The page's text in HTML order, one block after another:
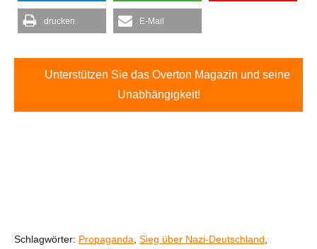
drucken E-Mail
Unterstützen Sie das Overton Magazin und seine
Unabhängigkeit!
Schlagwörter: Propaganda Sieg über Nazi-Deutschland